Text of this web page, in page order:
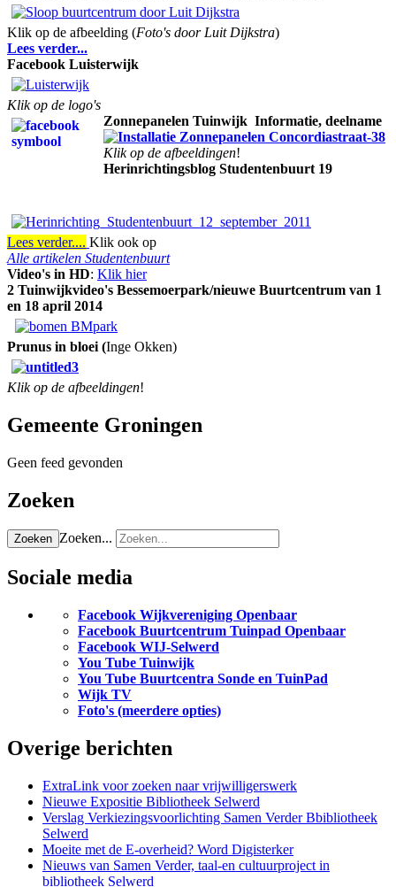
Klik op de afbeelding (Foto's door Luit Dijkstra)
Lees verder...
Facebook Luisterwijk
Klik op de logo's
Zonnepanelen Tuinwijk Informatie, deelname
Klik op de afbeeldingen!
Herinrichtingsblog Studentenbuurt 19
Lees verder.... Klik ook op
Alle artikelen Studentenbuurt
Video's in HD: Klik hier
2 Tuinwijkvideo's Bessemoerpark/nieuwe Buurtcentrum van 1
en 18 april 2014
Prunus in bloei (Inge Okken)
Klik op de afbeeldingen!
Gemeente Groningen
Geen feed gevonden
Zoeken
Zoeken Zoeken...
Sociale media
Facebook Wijkvereniging Openbaar
Facebook Buurtcentrum Tuinpad Openbaar
Facebook WIJ-Selwerd
You Tube Tuinwijk
You Tube Buurtcentra Sonde en TuinPad
Wijk TV
Foto's (meerdere opties)
Overige berichten
ExtraLink voor zoeken naar vrijwilligerswerk
Nieuwe Expositie Bibliotheek Selwerd
Verslag Verkiezingsvoorlichting Samen Verder Bbibliotheek
Selwerd
Moeite met de E-overheid? Word Digisterker
Nieuws van Samen Verder, taal-en cultuurproject in
bibliotheek Selwerd